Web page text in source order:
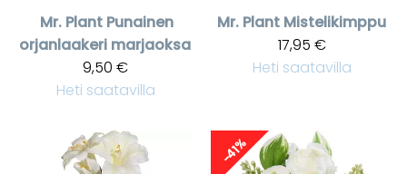
Mr. Plant Punainen
orjanlaakeri marjaoksa
9,50 €
Heti saatavilla
Mr. Plant Mistelikimppu
17,95 €
Heti saatavilla
-41%